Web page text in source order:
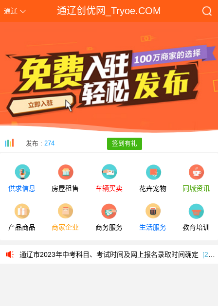
通辽 通辽创优网_Tryoe.COM
发布 : 274 签到有礼
供求信息 房屋租售 车辆买卖 花卉宠物 同城资讯
产品商品 商家企业 商务服务 生活服务 教育培训
2025通辽市中考成绩查询入口zkzs.tlsjyy.com.cn [2025-07-09]
通辽市人民政府网官网www.tongliao.gov.cn[2023-12-24]
通辽市2023年中考科目、考试时间及网上报名录取时间确定 [2023-04-06]